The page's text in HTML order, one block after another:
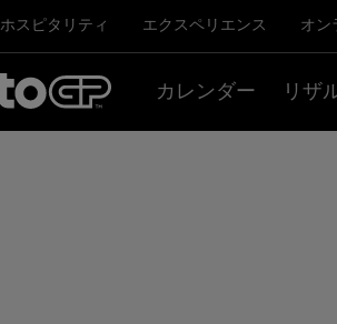
ホスピタリティ エクスペリエンス オン
カレンダー リザ